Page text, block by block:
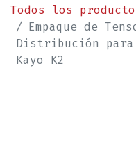
Todos los
Empaque de
Distribución para
Kayo K2